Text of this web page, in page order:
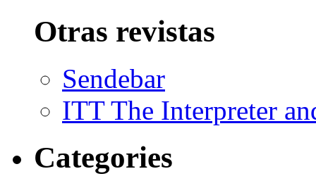
Otras revistas
Sendebar
ITT The Interpreter
Categories